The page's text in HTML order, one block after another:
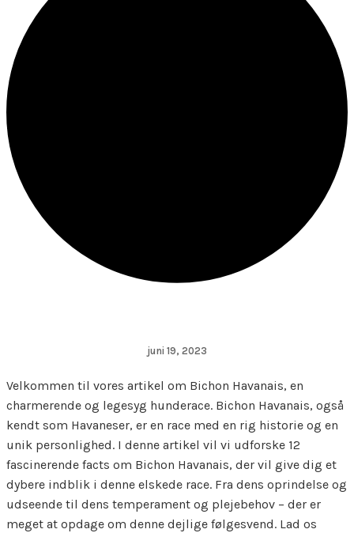
juni 19, 2023
Velkommen til vores artikel om Bichon Havanais, en
charmerende og legesyg hunderace. Bichon Havanais, også
kendt som Havaneser, er en race med en rig historie og en
unik personlighed. I denne artikel vil vi udforske 12
fascinerende facts om Bichon Havanais, der vil give dig et
dybere indblik i denne elskede race. Fra dens oprindelse og
udseende til dens temperament og plejebehov – der er
meget at opdage om denne dejlige følgesvend. Lad os